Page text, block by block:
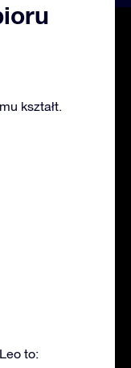
kształt.
to: